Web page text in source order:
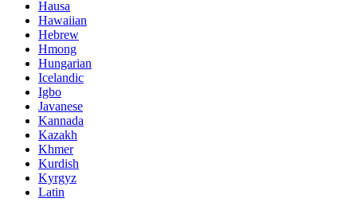
Hausa
Hawaiian
Hebrew
Hmong
Hungarian
Icelandic
Igbo
Javanese
Kannada
Kazakh
Khmer
Kurdish
Kyrgyz
Latin